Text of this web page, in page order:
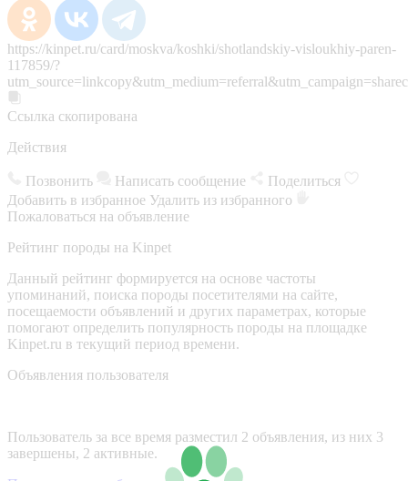
https://kinpet.ru/card/moskva/koshki/shotlandskiy-visloukhiy-paren-
117859/?
Ссылка скопирована
Действия
Позвонить Написать сообщение
Поделиться
Добавить в избранное Удалить из избранного
Пожаловаться на объявление
Рейтинг породы на Kinpet
Данный рейтинг формируется на основе частоты
упоминаний, поиска породы посетителями на сайте,
посещаемости объявлений и других параметрах, которые
помогают определить популярность породы на площадке
Kinpet.ru в текущий период времени.
Объявления пользователя
Пользователь за все время разместил 2 объявления, из них 3
завершены, 2 активные.